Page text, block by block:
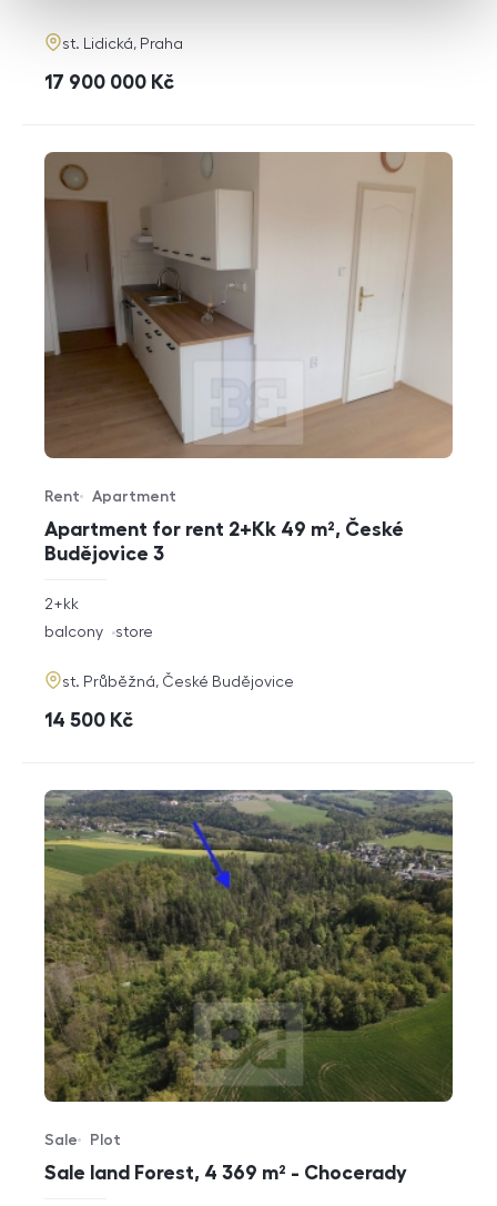
adresa
st. Lidická, Praha
cena
17 900 000 Kč
Apartment for rent 2+Kk 49 m², České
Budějovice 3
Offer type
Rent
Property type
Apartment
rozměry
disposition
2+kk
funkce
balcony store
adresa
st. Průběžná, České Budějovice
cena
14 500 Kč
Sale land Forest, 4 369 m² - Chocerady
Offer type
Sale
Property type
Plot